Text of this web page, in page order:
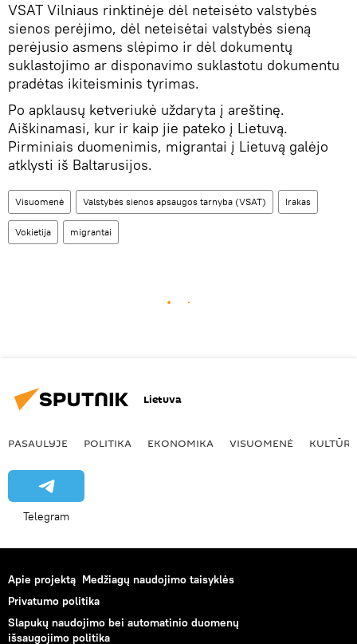
VSAT Vilniaus rinktinėje dėl neteisėto valstybės
sienos perėjimo, dėl neteisėtai valstybės sieną
perėjusio asmens slėpimo ir dėl dokumentų
suklastojimo ar disponavimo suklastotu dokumentu
pradėtas ikiteisminis tyrimas.
Po apklausų ketveriukė uždaryta į areštinę.
Aiškinamasi, kur ir kaip jie pateko į Lietuvą.
Pirminiais duomenimis, migrantai į Lietuvą galėjo
atklysti iš Baltarusijos.
Visuomenė Valstybės sienos apsaugos tarnyba (VSAT) Irakas
Vokietija migrantai
Lietuva
PASAULYJE POLITIKA EKONOMIKA VISUOMENĖ KULTŪRA
Telegram
Apie projektą Medžiagų naudojimo taisyklės
Privatumo politika
Slapukų naudojimo bei automatinio duomenų
išsaugojimo politika